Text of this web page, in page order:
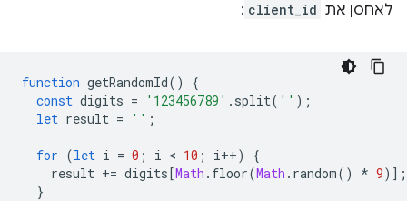
לאחסן את client_id
:
function getRandomId()
{
const digits = '123456789' . split( '' );
let result = '' ;
for (let i = 0 ; i < 10 ; i++)
{
result += digits[Math . floor(Math . random() * 9)];
}